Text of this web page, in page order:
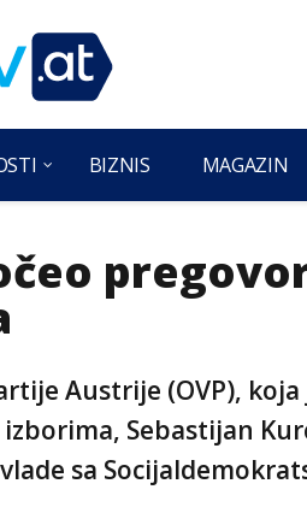
BIZNIS MAGAZIN
Austrije (OVP),
Sebastijan
sa